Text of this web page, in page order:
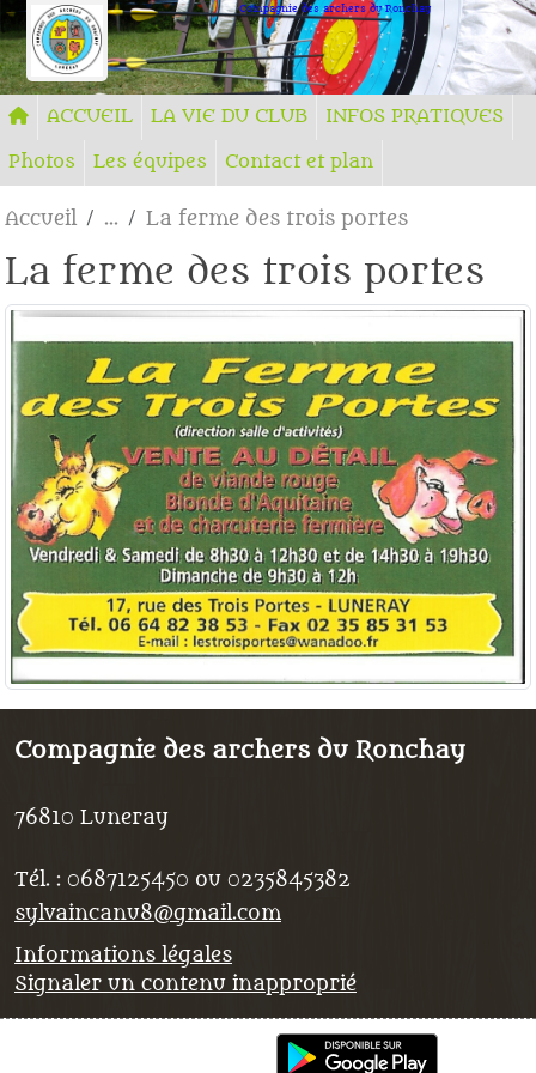
Compagnie des archers du Ronchay
ACCUEIL LA VIE DU CLUB
INFOS PRATIQUES
Photos
Les équipes Contact et plan
Accueil La ferme des trois portes
La ferme des trois portes
Compagnie des archers du Ronchay
76810 Luneray
Tél. : 0687125450 ou 0235845382
sylvaincanu8@gmail.com
Informations légales
Signaler un contenu inapproprié
Panneau de gestion des cookies